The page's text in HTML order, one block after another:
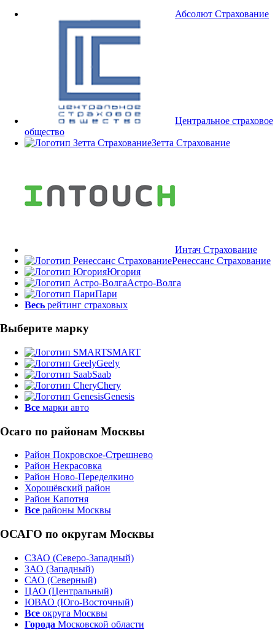
Абсолют Страхование
Центральное страховое
общество
Зетта Страхование
Интач Страхование
Ренессанс Страхование
Югория
Астро-Волга
Пари
Весь рейтинг страховых
Выберите марку
SMART
Geely
Saab
Chery
Genesis
Все марки авто
Осаго по районам Москвы
Район Покровское-Стрешнево
Район Некрасовка
Район Ново-Переделкино
Хорошёвский район
Район Капотня
Все районы Москвы
ОСАГО по округам Москвы
СЗАО (Северо-Западный)
ЗАО (Западный)
САО (Северный)
ЦАО (Центральный)
ЮВАО (Юго-Восточный)
Все округа Москвы
Города Московской области